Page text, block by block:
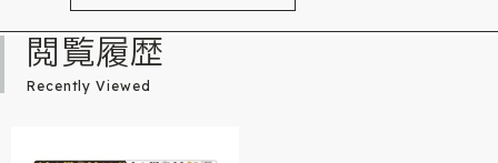
閲覧履歴
Recently Viewed